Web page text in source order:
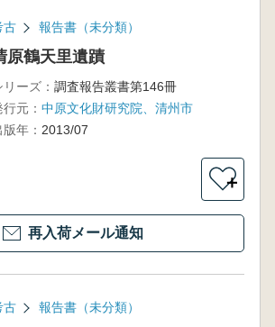
古 報告書（未分類）
原鶴天里遺蹟
リーズ： 調査報告叢書第146冊
元： 中原文化財研究院、清州市
版年： 2013/07
＋
再入荷メール通知
古 報告書（未分類）